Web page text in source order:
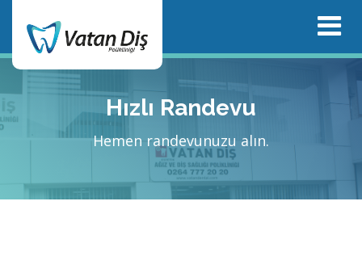
Hızlı Randevu
Hemen randevunuzu alın.